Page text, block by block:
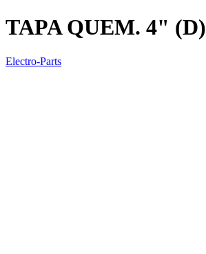
TAPA QUEM. 4" (D)
Electro-Parts